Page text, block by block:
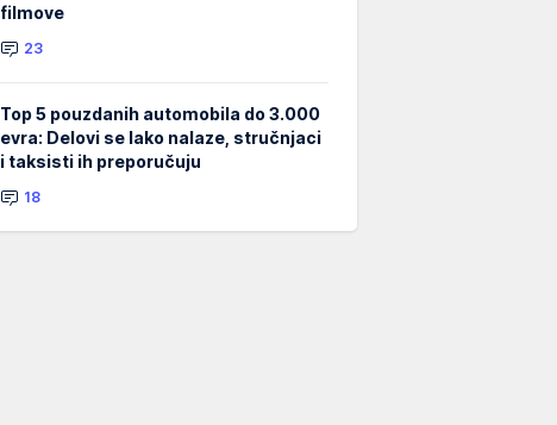
filmove
23
Top 5 pouzdanih automobila do 3.000
evra: Delovi se lako nalaze, stručnjaci
i taksisti ih preporučuju
18